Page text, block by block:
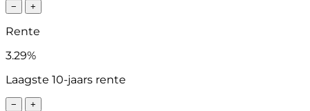
− +
Rente
3.29%
Laagste 10-jaars rente
− +